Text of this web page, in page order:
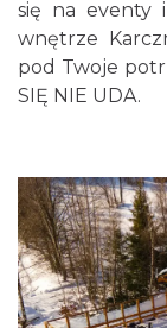
się na eventy
wnętrze
pod Twoje
SIĘ NIE UDA.